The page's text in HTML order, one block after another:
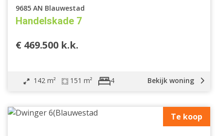
9685 AN Blauwestad
Handelskade 7
€ 469.500 k.k.
142 m² 151 m² 4 Bekijk woning
Te koop